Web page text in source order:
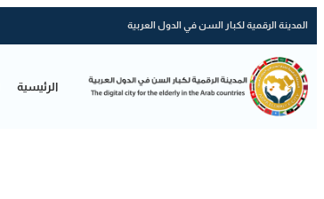
المدينة الرقمية لكبار السن في الدول العربية
الرئيسية